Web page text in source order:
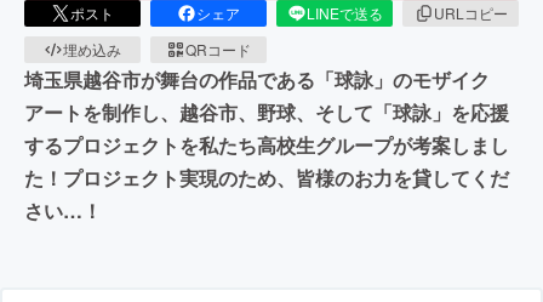
ポスト シェア LINEで送る
URLコピー
埋め込み
QRコード
埼玉県越谷市が舞台の作品である「球詠」のモザイク
アートを制作し、越谷市、野球、そして「球詠」を応援
するプロジェクトを私たち高校生グループが考案しまし
た！プロジェクト実現のため、皆様のお力を貸してくだ
さい…！